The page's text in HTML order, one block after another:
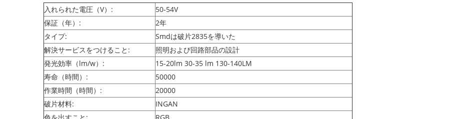
入れられた電圧（V）:
50-54V
保証（年）:
2年
タイプ:
Smdは破片2835を導いた
解決サービスをつけること:
照明および回路部品の設計
発光効率（lm/w）:
15-20lm 30-35 lm 130-140LM
寿命（時間）:
50000
作業時間（時間）:
20000
破片材料:
INGAN